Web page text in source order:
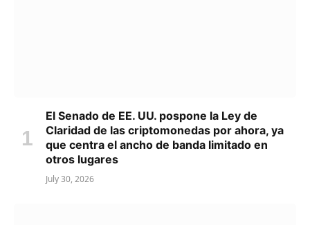
El Senado de EE. UU. pospone la Ley de
Claridad de las criptomonedas por ahora, ya
que centra el ancho de banda limitado en
otros lugares
July 30, 2026